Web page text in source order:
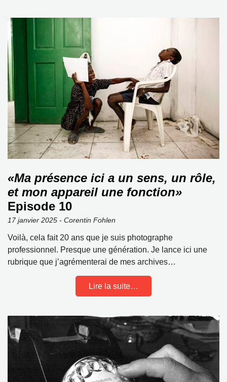
«Ma présence ici a un sens, un rôle,
et mon appareil une fonction»
Episode 10
17 janvier 2025 - Corentin Fohlen
Voilà, cela fait 20 ans que je suis photographe
professionnel. Presque une génération. Je lance ici une
rubrique que j’agrémenterai de mes archives…
Lire la suite…